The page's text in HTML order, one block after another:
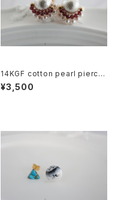
14KGF cotton pearl pierce
[kgf3835]
¥3,500